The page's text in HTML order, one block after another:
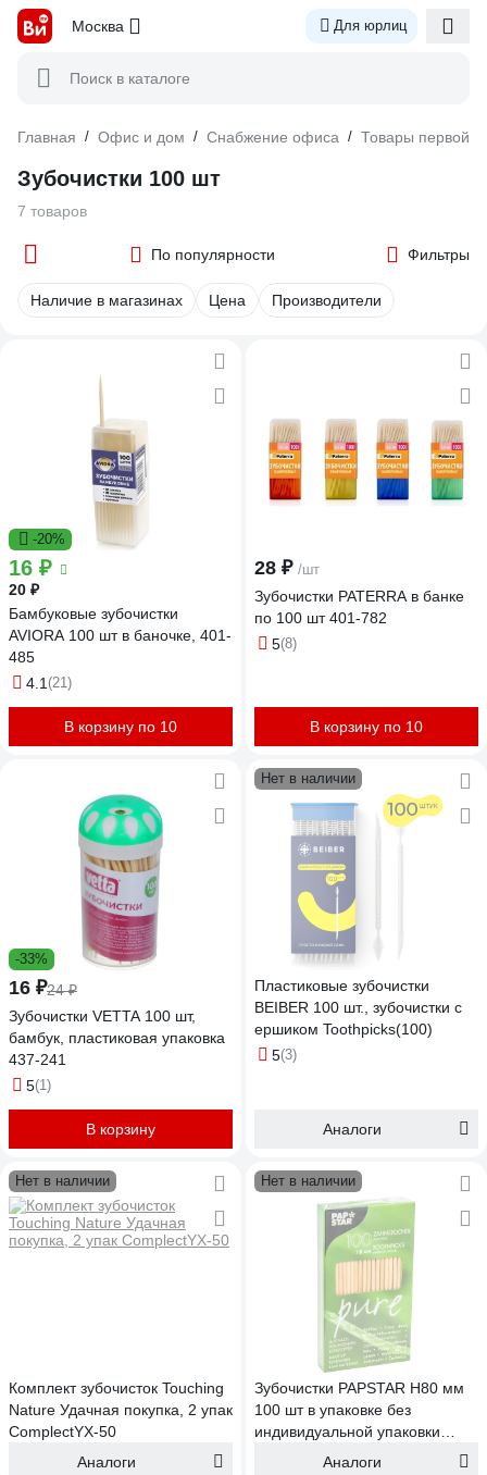
Москва Для юрлиц
Поиск в каталоге
Главная / Офис и дом / Снабжение офиса / Товары первой
Зубочистки 100 шт
7 товаров
По популярности Фильтры
Наличие в магазинах Цена Производители
-20%
16 ₽
20 ₽
Бамбуковые зубочистки
AVIORA 100 шт в баночке, 401-
485
4.1 (21)
В корзину по 10
28 ₽ /шт
Зубочистки PATERRA в банке
по 100 шт 401-782
5(8)
В корзину по 10
-33%
16 ₽24 ₽
Зубочистки VETTA 100 шт,
бамбук, пластиковая упаковка
437-241
5(1)
В корзину
Нет в наличии
Пластиковые зубочистки
BEIBER 100 шт., зубочистки с
ершиком Toothpicks(100)
5(3)
Аналоги
Нет в наличии
Комплект зубочисток Touching
Nature Удачная покупка, 2 упак
ComplectYX-50
Аналоги
Нет в наличии
Зубочистки PAPSTAR Н80 мм
100 шт в упаковке без
индивидуальной упаковки
дерево PS-12674
Аналоги